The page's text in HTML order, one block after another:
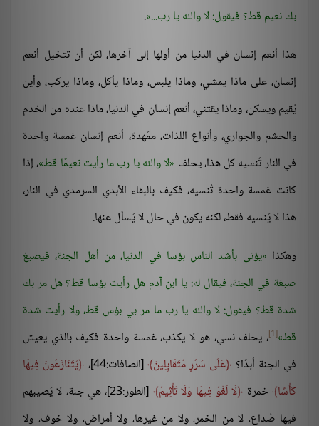
بك نعيم قط؟ فيقول: لا والله يا رب... .
هذا أنعم إنسان في الدنيا من أولها إلى آخرها، لكن أن تتخيل أنعم
إنسان، على ماذا يمشي، وماذا يلبس، وماذا يأكل، وماذا يركب، وأين
يُقيم ويسكن، وماذا يقتني، أنعم إنسان في الدنيا، ماذا عنده من الخدم
والحشم والجواري، وأنواع اللذات، ممُهدة، أنعم إنسان غمسة واحدة
في النار تُنسيه كل هذا، يحلف لا والله يا رب ما رأيت نعيمًا قط ، إذا
كانت غمسة واحدة تُنسيه، فكيف بالبقاء الأبدي السرمدي في النار،
هذا لا يُنسيه فقط، لكنه يكون في حال لا يُسأل عنها.
وهكذا يؤتى بأشد الناس بؤسا في الدنيا، من أهل الجنة، فيصبغ
صبغة في الجنة، فيقال له: يا ابن آدم هل رأيت بؤسا قط؟ هل مر بك
شدة قط؟ فيقول: لا والله يا رب ما مر بي بؤس قط، ولا رأيت شدة
قط [1] ، يحلف نسي، هو لا يكذب، غمسة واحدة فكيف بالذي يعيش
في الجنة أبدًا؟ عَلَى سُرُرٍ مُتَقَابِلِينَ [الصافات:44]،
يَتَنَازَعُونَ فِيهَا
كَأْسًا خمرة لَا لَغْوٌ فِيهَا وَلَا تَأْثِيمٌ
[الطور:23]، هي جنة، لا يُصيبهم
فيها صُداع، لا من الخمر، ولا من غيرها، ولا أمراض، ولا خوف، ولا